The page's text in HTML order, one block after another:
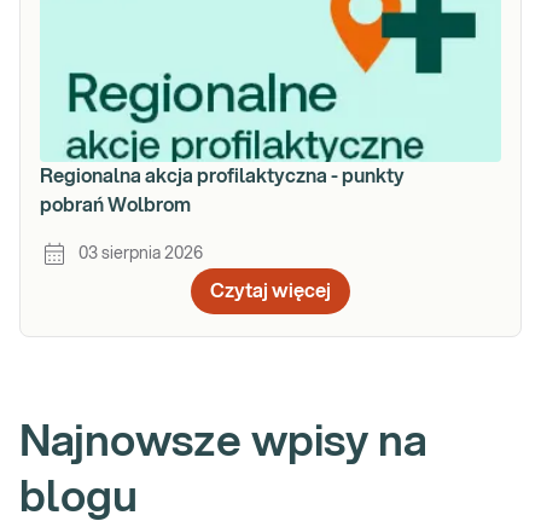
Regionalna akcja profilaktyczna - punkty
pobrań Wolbrom
03 sierpnia 2026
Czytaj więcej
Najnowsze wpisy na
blogu